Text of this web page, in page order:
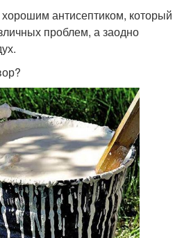
антисептиком, который
проблем, а заодно